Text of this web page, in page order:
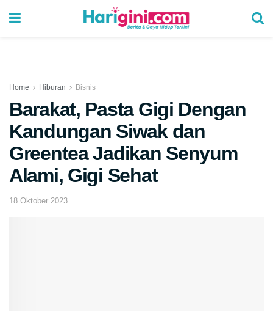
Home Hiburan Bisnis
Barakat, Pasta Gigi Dengan
Kandungan Siwak dan
Greentea Jadikan Senyum
Alami, Gigi Sehat
18 Oktober 2023